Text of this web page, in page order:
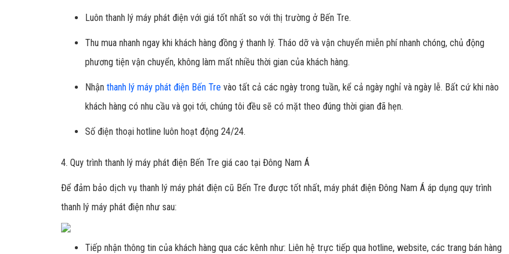
Luôn thanh lý máy phát điện với giá tốt nhất so với thị trường ở Bến Tre.
Thu mua nhanh ngay khi khách hàng đồng ý thanh lý. Tháo dỡ và vận chuyển miễn phí nhanh chóng, chủ động
phương tiện vận chuyển, không làm mất nhiều thời gian của khách hàng.
Nhận thanh lý máy phát điện Bến Tre vào tất cả các ngày trong tuần, kể cả ngày nghỉ và ngày lễ. Bất cứ khi nào
khách hàng có nhu cầu và gọi tới, chúng tôi đều sẽ có mặt theo đúng thời gian đã hẹn.
Số điện thoại hotline luôn hoạt động 24/24.
4. Quy trình thanh lý máy phát điện Bến Tre giá cao tại Đông Nam Á
Để đảm bảo dịch vụ thanh lý máy phát điện cũ Bến Tre được tốt nhất, máy phát điện Đông Nam Á áp dụng quy trình
thanh lý máy phát điện như sau:
Tiếp nhận thông tin của khách hàng qua các kênh như: Liên hệ trực tiếp qua hotline, website, các trang bán hàng